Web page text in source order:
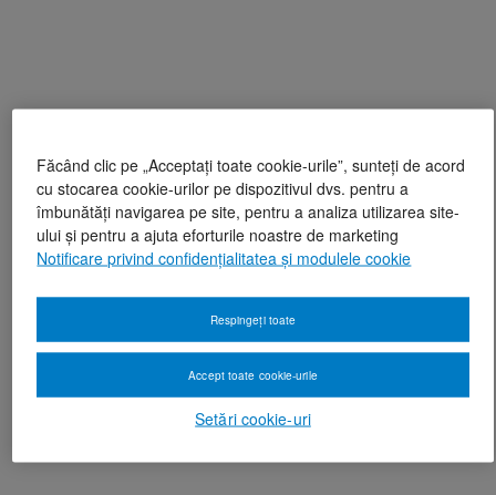
Făcând clic pe „Acceptați toate cookie-urile”, sunteți de acord
cu stocarea cookie-urilor pe dispozitivul dvs. pentru a
îmbunătăți navigarea pe site, pentru a analiza utilizarea site-
ului și pentru a ajuta eforturile noastre de marketing
Notificare privind confidențialitatea și modulele cookie
Setări cookie-uri
Respingeți toate
Accept toate cookie-urile